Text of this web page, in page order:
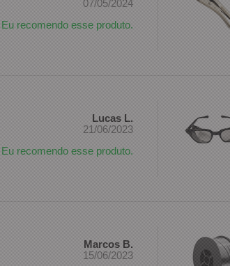
07/05/2024
Eu recomendo esse produto.
Lucas L.
21/06/2023
Eu recomendo esse produto.
Marcos B.
15/06/2023